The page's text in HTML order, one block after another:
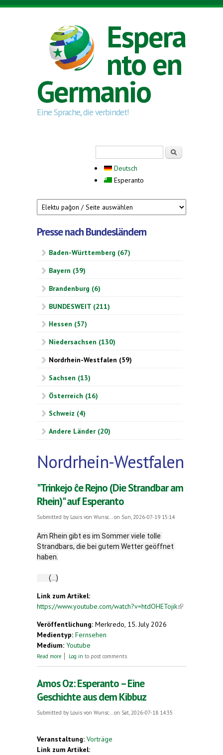
Skip to main content
Espera
nto en
Germanio
Eine Sprache, die verbindet!
Deutsch
Esperanto
Presse nach Bundesländern
Baden-Württemberg (67)
Bayern (39)
Brandenburg (6)
BUNDESWEIT (211)
Hessen (57)
Niedersachsen (130)
Nordrhein-Westfalen (59)
Sachsen (13)
Österreich (16)
Schweiz (4)
Andere Länder (20)
Nordrhein-Westfalen
"Trinkejo ĉe Rejno (Die Strandbar am
Rhein)" auf Esperanto
Submitted by Louis von Wunsc...on Sun, 2026-07-19 15:14
Am Rhein gibt es im Sommer viele tolle
Strandbars, die bei gutem Wetter geöffnet
haben.
	(...)
Link zum Artikel:
https://www.youtube.com/watch?v=htdOHETojik(link is
Veröffentlichung: Merkredo, 15. July 2026
Medientyp: Fernsehen
Medium: Youtube
Read more about "Trinkejo ĉe Rejno (Die Strandbar am Rhein)"
Log in to post comments
Amos Oz: Esperanto – Eine
Geschichte aus dem Kibbuz
Submitted by Louis von Wunsc...on Sat, 2026-07-18 14:35
Veranstaltung: Vorträge
Link zum Artikel: